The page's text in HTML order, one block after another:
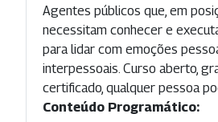
Agentes públicos que, em
necessitam conhecer e
para lidar com emoções
interpessoais. Curso aberto,
certificado, qualquer pessoa
Conteúdo Programático: